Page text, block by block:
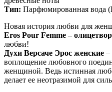
Тип: Парфюмированная вода
Новая история любви для
Eros Pour Femme –
любви!
Духи Версаче Эрос женские –
воплощение любовного
женщиной. Ведь истинная
делает ее неотразимой для